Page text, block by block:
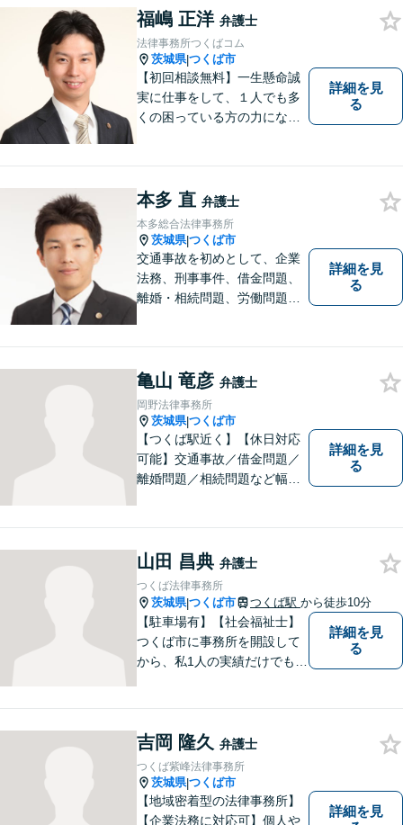
福嶋 正洋 弁護士
法律事務所つくばコム
茨城県|つくば市
【初回相談無料】一生懸命誠
実に仕事をして、１人でも多
くの困っている方の力にな
事案かどうかも含め、私が親
切・丁寧にご対応致します。
ぜひご相談ください。
詳細を見
る
本多 直 弁護士
本多総合法律事務所
茨城県|つくば市
交通事故を初めとして、企業
法務、刑事事件、借金問題、
離婚・相続問題、労働問題そ
実・迅速・丁寧な事件処理を
心掛けています。
詳細を見
る
亀山 竜彦 弁護士
岡野法律事務所
茨城県|つくば市
【つくば駅近く】【休日対応
可能】交通事故／借金問題／
離婚問題／相続問題など幅広
実現するために精一杯努力い
たします。お気軽にご相談く
ださい。
詳細を見
る
山田 昌典 弁護士
つくば法律事務所
茨城県|つくば市 つくば駅 から徒歩10分
【駐車場有】【社会福祉士】
つくば市に事務所を開設して
から、私1人の実績だけでも、
もっと身近に、相談をもっと
気軽に」を心がけております
ので、お気軽にご相談くださ
い。
詳細を見
る
吉岡 隆久 弁護士
つくば紫峰法律事務所
茨城県|つくば市
【地域密着型の法律事務所】
【企業法務に対応可】個人や
詳細を見